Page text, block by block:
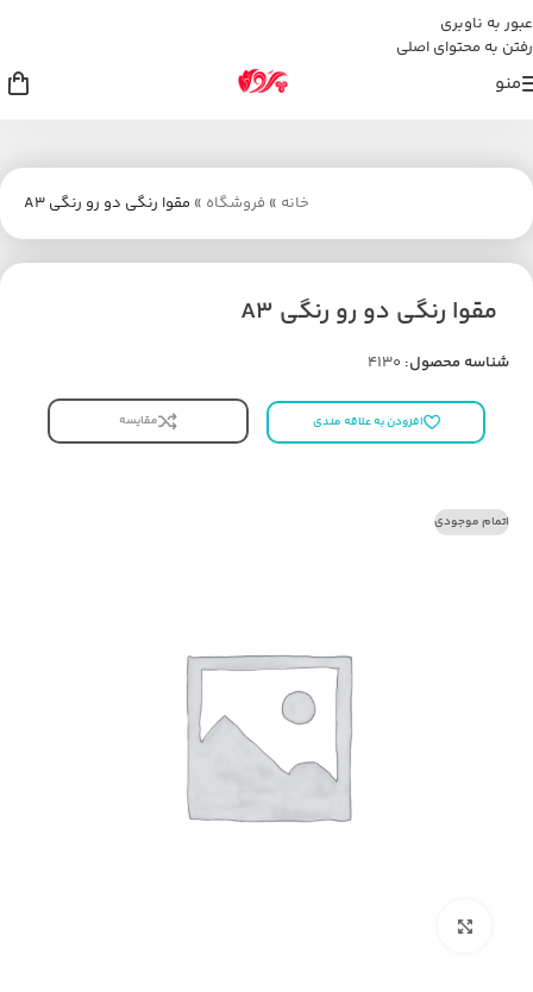
عبور به ناوبری
رفتن به محتوای اصلی
منو
خانه » فروشگاه » مقوا رنگی دو رو رنگی A3
مقوا رنگی دو رو رنگی A3
شناسه محصول: 4130
افزودن به علاقه مندی مقایسه
اتمام موجودی